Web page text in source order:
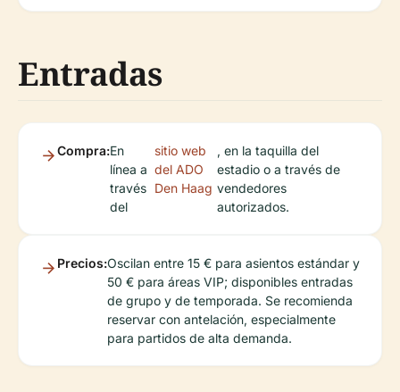
Entradas
Compra:En
línea a
través
del
sitio web
del ADO
Den Haag
, en la taquilla del
estadio o a través de
vendedores
autorizados.
Precios:Oscilan entre 15 € para asientos estándar y
50 € para áreas VIP; disponibles entradas
de grupo y de temporada. Se recomienda
reservar con antelación, especialmente
para partidos de alta demanda.